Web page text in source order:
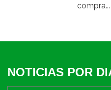
compra...
NOTICIAS POR